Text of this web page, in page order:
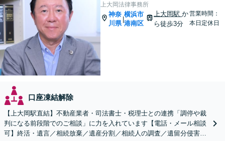
上大岡法律事務所
神奈
川県
|
横浜市
港南区
上大岡駅か
ら徒歩3分
営業時間：
本日定休日
口座凍結解除
【上大岡駅直結】不動産業者・司法書士・税理士との連携「調停や裁
判になる前段階でのご相談」に力を入れています【電話・メール相談
可】終活・遺言／相続放棄／遺産分割／相続人の調査／遺留分侵害額